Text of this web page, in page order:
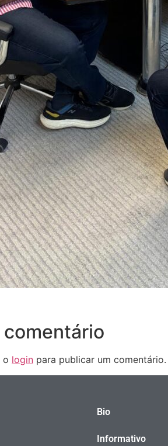
comentário
o login para publicar um comentário.
Bio
Informativo